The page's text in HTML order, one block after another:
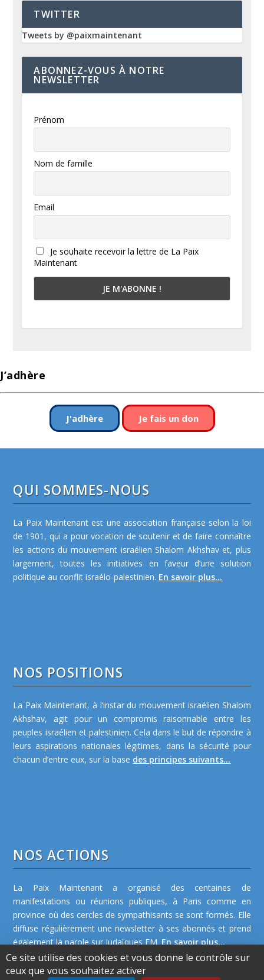
TWITTER
Tweets by @paixmaintenant
ABONNEZ-VOUS À NOTRE
NEWSLETTER
Prénom
Nom de famille
Email
Je souhaite recevoir la lettre de La Paix
Maintenant
J’adhère
J'adhère Je fais un don
QUI SOMMES-NOUS
La Paix Maintenant est une association française selon la loi
de 1901, qui a pour vocation de soutenir et de faire connaître
les actions du mouvement israélien Shalom Akhshav et, plus
largement, toutes les initiatives en faveur d’une solution
politique au conflit israélo-palestinien. En savoir plus...
NOS POSITIONS
La Paix Maintenant, à l’instar du mouvement israélien Shalom
Akhshav, agit pour un compromis raisonnable entre les
peuples israélien et palestinien. Cela dans le but de répondre à
leurs aspirations nationales légitimes, dans la sécurité pour
chacun d’entre eux, sur la base des principes suivants...
NOS ACTIONS
La Paix Maintenant a organisé des centaines de
manifestations ou réunions publiques, à Paris comme en
province où des cercles de sympathisants se sont formés. Elle
diffuse régulièrement une newsletter à ses abonnés et prend
également la parole sur Judaïques FM.En savoir plus...
Ce site utilise des cookies et vous donne le contrôle sur
ceux que vous souhaitez activer